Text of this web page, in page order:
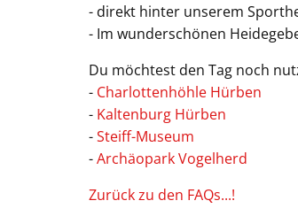
- direkt hinter unserem
- Im wunderschönen
Du möchtest den Tag noch
- Charlottenhöhle Hürben
- Kaltenburg Hürben
-Steiff-Museum
-Archäopark Vogelherd
Zurück zu den FAQs...!